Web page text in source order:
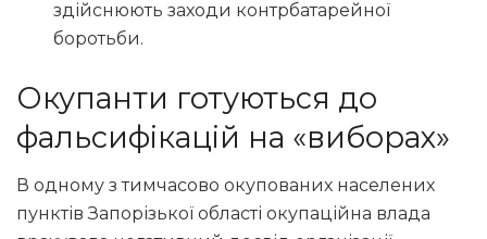
здійснюють заходи контрбатарейної
боротьби.
Окупанти готуються до
фальсифікацій на «виборах»
В одному з тимчасово окупованих населених
пунктів Запорізької області окупаційна влада